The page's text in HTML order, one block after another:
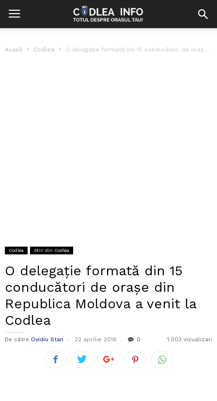
Acasă Codlea O delegație formată din 15 conducători de orașe din Republica Moldova a...
Codlea Stiri din Codlea
O delegație formată din 15
conducători de orașe din
Republica Moldova a venit la
Codlea
De către Ovidiu Stan 22 aprilie 2016 0 1.003 vizualizari